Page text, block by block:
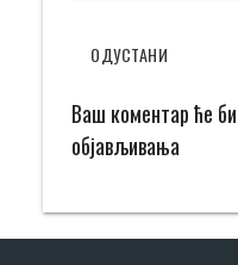
ОДУСТАНИ
Ваш коментар ће
објављивања